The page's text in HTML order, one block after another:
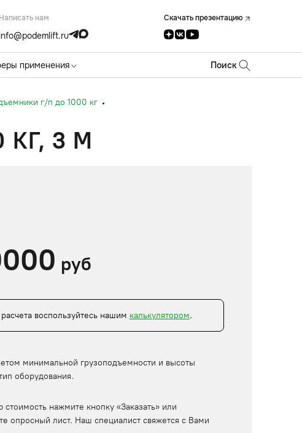
Написать нам
info@podemlift.ru
Скачать презентацию
применения Поиск
г/п до 1000 кг
3 М
руб
воспользуйтесь нашим калькулятором.
минимальной грузоподъемности и высоты
оборудования.
нажмите кнопку «Заказать» или
опросный лист. Наш специалист свяжется с Вами